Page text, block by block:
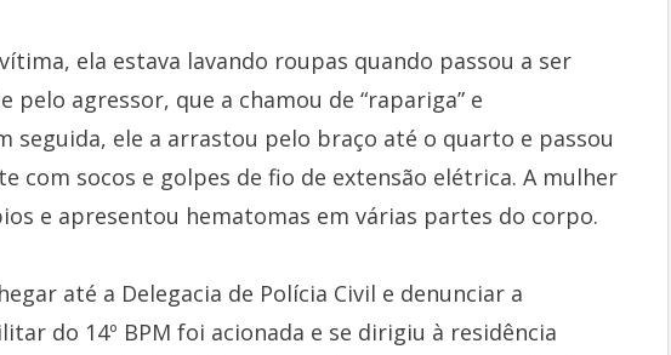
ela estava lavando roupas quando passou a ser
pelo agressor, que a chamou de “rapariga” e
seguida, ele a arrastou pelo braço até o quarto e passou
com socos e golpes de fio de extensão elétrica. A mulher
e apresentou hematomas em várias partes do corpo.
até a Delegacia de Polícia Civil e denunciar a
do 14º BPM foi acionada e se dirigiu à residência